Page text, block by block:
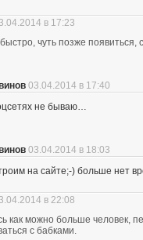
в 17:23
чуть позже появиться,
03.04.2014 в 17:40
не бываю…
03.04.2014 в 18:03
на сайте;-) больше нет
в 22:08
как можно больше человек,
с бабками.